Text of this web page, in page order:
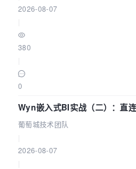
2026-08-07
380
0
Wyn嵌入式BI实战（二）：直
参数为什么不生效？| 葡萄城技
葡萄城技术团队
2026-08-07